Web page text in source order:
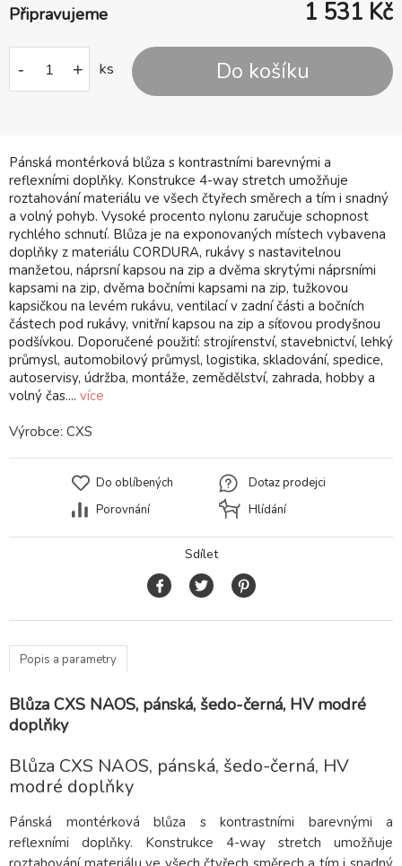
Pánská montérková blůza s kontrastními barevnými a
reflexními doplňky. Konstrukce 4-way stretch umožňuje
roztahování materiálu ve všech čtyřech směrech a tím i snadný
a volný pohyb. Vysoké procento nylonu zaručuje schopnost
rychlého schnutí. Blůza je na exponovaných místech vybavena
doplňky z materiálu CORDURA, rukávy s nastavitelnou
manžetou, náprsní kapsou na zip a dvěma skrytými náprsními
kapsami na zip, dvěma bočními kapsami na zip, tužkovou
kapsičkou na levém rukávu, ventilací v zadní části a bočních
částech pod rukávy, vnitřní kapsou na zip a síťovou prodyšnou
podšívkou. Doporučené použití: strojírenství, stavebnictví, lehký
průmysl, automobilový průmysl, logistika, skladování, spedice,
autoservisy, údržba, montáže, zemědělství, zahrada, hobby a
volný čas.... více
Připravujeme 1 531 Kč
- + ks Do košíku
Výrobce: CXS
Do oblíbených
Porovnání
Dotaz prodejci
Hlídání
Sdílet
Popis a parametry
Blůza CXS NAOS, pánská, šedo-černá, HV modré
doplňky
Blůza CXS NAOS, pánská, šedo-černá, HV
modré doplňky
Pánská montérková blůza s kontrastními barevnými a
reflexními doplňky. Konstrukce 4-way stretch umožňuje